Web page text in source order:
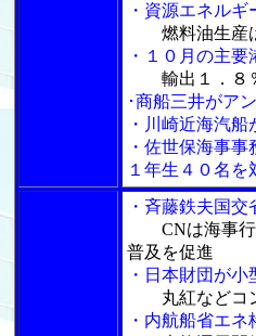
・資源エネル
燃料油生産
・１０月の主
輸出１．８
･商船三井がア
・川崎近海汽
・佐世保海事
１年生４０名
・斉藤鉄夫国
CNは海事
普及を促進
・日本財団が
丸紅などコ
・内航船省エ